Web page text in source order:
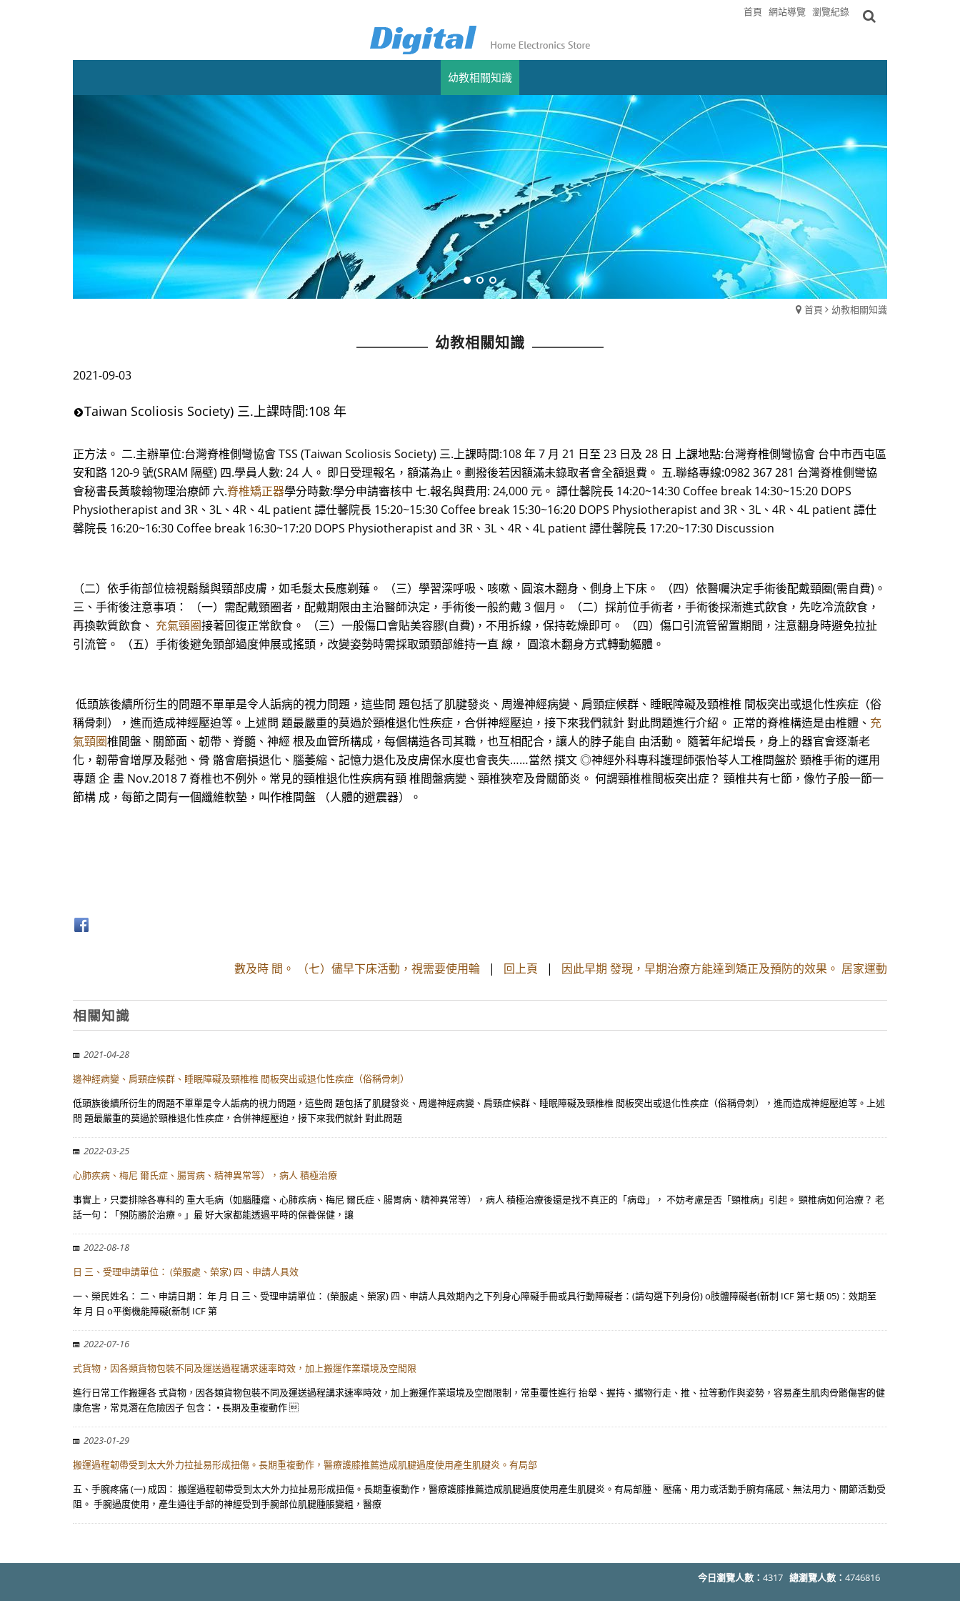
首頁 網站導覽 瀏覽紀錄
幼教相關知識
首頁 幼教相關知識
幼教相關知識
2021-09-03
Taiwan Scoliosis Society) 三.上課時間:108 年
正方法。 二.主辦單位:台灣脊椎側彎協會 TSS (Taiwan Scoliosis Society) 三.上課時間:108 年 7 月 21 日至 23 日及 28 日 上課地點:台灣脊椎側彎協會 台中市西屯區
安和路 120-9 號(SRAM 隔壁) 四.學員人數: 24 人。 即日受理報名，額滿為止。劃撥後若因額滿未錄取者會全額退費。 五.聯絡專線:0982 367 281 台灣脊椎側彎協
會秘書長黃駿翰物理治療師 六.脊椎矯正器學分時數:學分申請審核中 七.報名與費用: 24,000 元。 譚仕馨院長 14:20~14:30 Coffee break 14:30~15:20 DOPS
Physiotherapist and 3R、3L、4R、4L patient 譚仕馨院長 15:20~15:30 Coffee break 15:30~16:20 DOPS Physiotherapist and 3R、3L、4R、4L patient 譚仕
馨院長 16:20~16:30 Coffee break 16:30~17:20 DOPS Physiotherapist and 3R、3L、4R、4L patient 譚仕馨院長 17:20~17:30 Discussion
（二）依手術部位檢視鬍鬚與頸部皮膚，如毛髮太長應剃薙。 （三）學習深呼吸、咳嗽、圓滾木翻身、側身上下床。 （四）依醫囑決定手術後配戴頸圈(需自費)。
三、手術後注意事項： （一）需配戴頸圈者，配戴期限由主治醫師決定，手術後一般約戴 3 個月。 （二）採前位手術者，手術後採漸進式飲食，先吃冷流飲食，
再換軟質飲食、 充氣頸圈接著回復正常飲食。 （三）一般傷口會貼美容膠(自費)，不用拆線，保持乾燥即可。 （四）傷口引流管留置期間，注意翻身時避免拉扯
引流管。 （五）手術後避免頸部過度伸展或搖頭，改變姿勢時需採取頭頸部維持一直 線， 圓滾木翻身方式轉動軀體。
低頭族後續所衍生的問題不單單是令人詬病的視力問題，這些問 題包括了肌腱發炎、周邊神經病變、肩頸症候群、睡眠障礙及頸椎椎 間板突出或退化性疾症（俗
稱骨刺），進而造成神經壓迫等。上述問 題最嚴重的莫過於頸椎退化性疾症，合併神經壓迫，接下來我們就針 對此問題進行介紹。 正常的脊椎構造是由椎體、 充
氣頸圈椎間盤、關節面、韌帶、脊髓、神經 根及血管所構成，每個構造各司其職，也互相配合，讓人的脖子能自 由活動。 隨著年紀增長，身上的器官會逐漸老
化，韌帶會增厚及鬆弛、骨 骼會磨損退化、腦萎縮、記憶力退化及皮膚保水度也會喪失……當然 撰文 ◎神經外科專科護理師張怡苓人工椎間盤於 頸椎手術的運用
專題 企 畫 Nov.2018 7 脊椎也不例外。常見的頸椎退化性疾病有頸 椎間盤病變、頸椎狹窄及骨關節炎。 何謂頸椎椎間板突出症？ 頸椎共有七節，像竹子般一節一
節構 成，每節之間有一個纖維軟墊，叫作椎間盤 （人體的避震器）。
數及時 間。 （七）儘早下床活動，視需要使用輪 | 回上頁 | 因此早期 發現，早期治療方能達到矯正及預防的效果。 居家運動
相關知識
2021-04-28
邊神經病變、肩頸症候群、睡眠障礙及頸椎椎 間板突出或退化性疾症（俗稱骨刺）
低頭族後續所衍生的問題不單單是令人詬病的視力問題，這些問 題包括了肌腱發炎、周邊神經病變、肩頸症候群、睡眠障礙及頸椎椎 間板突出或退化性疾症（俗稱骨刺），進而造成神經壓迫等。上述
問 題最嚴重的莫過於頸椎退化性疾症，合併神經壓迫，接下來我們就針 對此問題
2022-03-25
心肺疾病、梅尼 爾氏症、腸胃病、精神異常等），病人 積極治療
事實上，只要排除各專科的 重大毛病（如腦腫瘤、心肺疾病、梅尼 爾氏症、腸胃病、精神異常等），病人 積極治療後還是找不真正的「病母」， 不妨考慮是否「頸椎病」引起。 頸椎病如何治療？ 老
話一句：「預防勝於治療。」最 好大家都能透過平時的保養保健，讓
2022-08-18
日 三、受理申請單位： (榮服處、榮家) 四、申請人具效
一、榮民姓名： 二、申請日期： 年 月 日 三、受理申請單位： (榮服處、榮家) 四、申請人具效期內之下列身心障礙手冊或具行動障礙者：(請勾選下列身份) o肢體障礙者(新制 ICF 第七類 05)：效期至
年 月 日 o平衡機能障礙(新制 ICF 第
2022-07-16
式貨物，因各類貨物包裝不同及運送過程講求速率時效，加上搬運作業環境及空間限
進行日常工作搬運各 式貨物，因各類貨物包裝不同及運送過程講求速率時效，加上搬運作業環境及空間限制，常重覆性進行 抬舉、握持、攜物行走、推、拉等動作與姿勢，容易產生肌肉骨骼傷害的健
康危害，常見潛在危險因子 包含： • 長期及重複動作 
2023-01-29
搬運過程韌帶受到太大外力拉扯易形成扭傷。長期重複動作，醫療護膝推薦造成肌腱過度使用產生肌腱炎。有局部
五、手腕疼痛 (一) 成因： 搬運過程韌帶受到太大外力拉扯易形成扭傷。長期重複動作，醫療護膝推薦造成肌腱過度使用產生肌腱炎。有局部腫、 壓痛、用力或活動手腕有痛感、無法用力、關節活動受
阻。 手腕過度使用，產生通往手部的神經受到手腕部位肌腱腫脹變粗，醫療
今日瀏覽人數： 4317 總瀏覽人數： 4746816